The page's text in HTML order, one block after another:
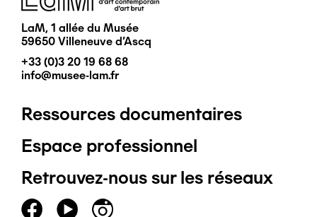
LaM, 1 allée du Musée
59650 Villeneuve d'Ascq
+33 (0)3 20 19 68 68
info@musee-lam.fr
Pied
de
page
Ressources documentaires
Espace professionnel
Retrouvez-nous sur les réseaux